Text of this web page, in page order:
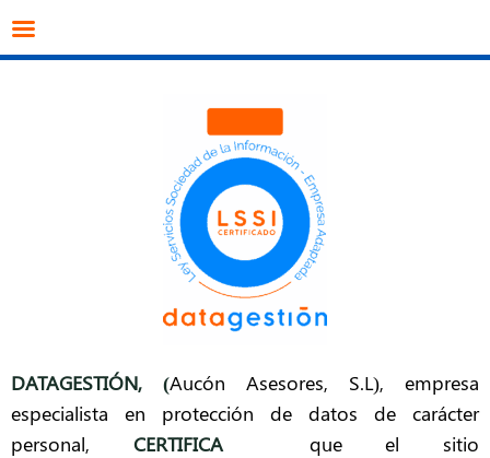
DATAGESTIÓN, (Aucón Asesores, S.L), empresa
especialista en protección de datos de carácter
personal, CERTIFICA que el sitio